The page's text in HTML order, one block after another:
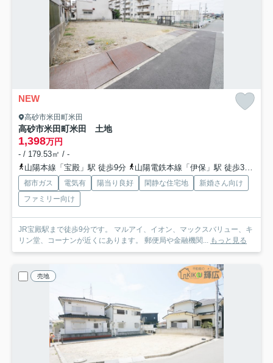
NEW
高砂市米田町米田
高砂市米田町米田 土地
1,398万円
- / 179.53㎡ / -
山陽本線「宝殿」駅 徒歩9分
山陽電鉄本線「伊保」駅 徒歩34分
都市ガス 電気有 陽当り良好 閑静な住宅地
新婚さん向け
ファミリー向け
JR宝殿駅まで徒歩9分です。 マルアイ、イオン、マックスバリュー、キ
リン堂、コーナンが近くにあります。 郵便局や金融機関... もっと見る
売地